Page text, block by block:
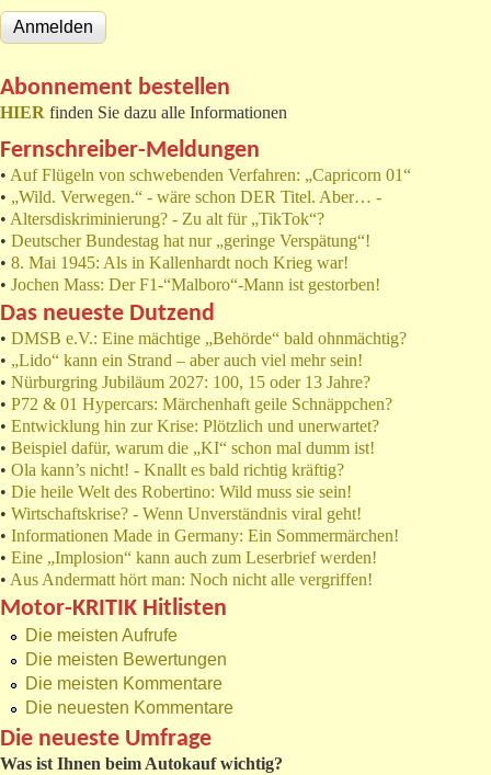
Abonnement bestellen
HIER finden Sie dazu alle Informationen
Fernschreiber-Meldungen
• Auf Flügeln von schwebenden Verfahren: „Capricorn 01“
• „Wild. Verwegen.“ - wäre schon DER Titel. Aber… -
• Altersdiskriminierung? - Zu alt für „TikTok“?
• Deutscher Bundestag hat nur „geringe Verspätung“!
• 8. Mai 1945: Als in Kallenhardt noch Krieg war!
• Jochen Mass: Der F1-“Malboro“-Mann ist gestorben!
Das neueste Dutzend
• DMSB e.V.: Eine mächtige „Behörde“ bald ohnmächtig?
• „Lido“ kann ein Strand – aber auch viel mehr sein!
• Nürburgring Jubiläum 2027: 100, 15 oder 13 Jahre?
• P72 & 01 Hypercars: Märchenhaft geile Schnäppchen?
• Entwicklung hin zur Krise: Plötzlich und unerwartet?
• Beispiel dafür, warum die „KI“ schon mal dumm ist!
• Ola kann’s nicht! - Knallt es bald richtig kräftig?
• Die heile Welt des Robertino: Wild muss sie sein!
• Wirtschaftskrise? - Wenn Unverständnis viral geht!
• Informationen Made in Germany: Ein Sommermärchen!
• Eine „Implosion“ kann auch zum Leserbrief werden!
• Aus Andermatt hört man: Noch nicht alle vergriffen!
Motor-KRITIK Hitlisten
Die meisten Aufrufe
Die meisten Bewertungen
Die meisten Kommentare
Die neuesten Kommentare
Die neueste Umfrage
Was ist Ihnen beim Autokauf wichtig?